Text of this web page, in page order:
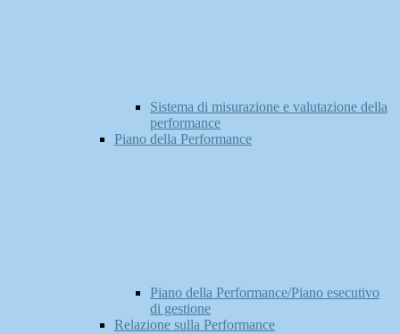
Sistema di misurazione e valutazione della
performance
Piano della Performance
Piano della Performance/Piano esecutivo
di gestione
Relazione sulla Performance